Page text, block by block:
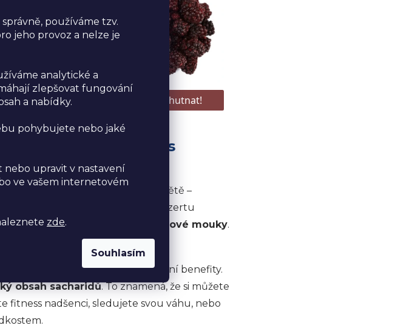
používáme tzv.
jeho provoz a nelze je
analytické a
zlepšovat fungování
a nabídky.
pohybujete nebo jaké
nebo upravit v nastavení
ve vašem internetovém
zde.
Souhlasím
Kombinace, která vás
Romeo a Julie v kulinářském světě –
přidávají dezertu
s jemněoříškovou chutí arašídové mouky.
všechny vaše smysly.
chuť, ale také skvělé nutriční benefity.
obsah sacharidů. To znamená, že si můžete
nadšenci, sledujete svou váhu, nebo